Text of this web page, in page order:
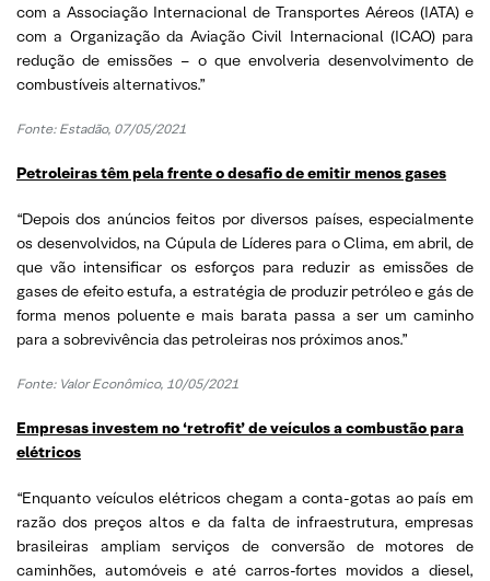
com a Associação Internacional de Transportes Aéreos (IATA) e
com a Organização da Aviação Civil Internacional (ICAO) para
redução de emissões – o que envolveria desenvolvimento de
combustíveis alternativos.”
Fonte: Estadão, 07/05/2021
Petroleiras têm pela frente o desafio de emitir menos gases
“Depois dos anúncios feitos por diversos países, especialmente
os desenvolvidos, na Cúpula de Líderes para o Clima, em abril, de
que vão intensificar os esforços para reduzir as emissões de
gases de efeito estufa, a estratégia de produzir petróleo e gás de
forma menos poluente e mais barata passa a ser um caminho
para a sobrevivência das petroleiras nos próximos anos.”
Fonte: Valor Econômico, 10/05/2021
Empresas investem no ‘retrofit’ de veículos a combustão para
elétricos
“Enquanto veículos elétricos chegam a conta-gotas ao país em
razão dos preços altos e da falta de infraestrutura, empresas
brasileiras ampliam serviços de conversão de motores de
caminhões, automóveis e até carros-fortes movidos a diesel,